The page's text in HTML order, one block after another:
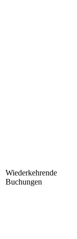
Wiederkehrende
Buchungen